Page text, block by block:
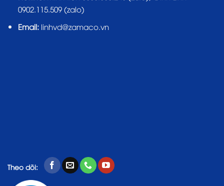
0902.115.509 (zalo)
Email:linhvd@zamaco.vn
Theo dõi: